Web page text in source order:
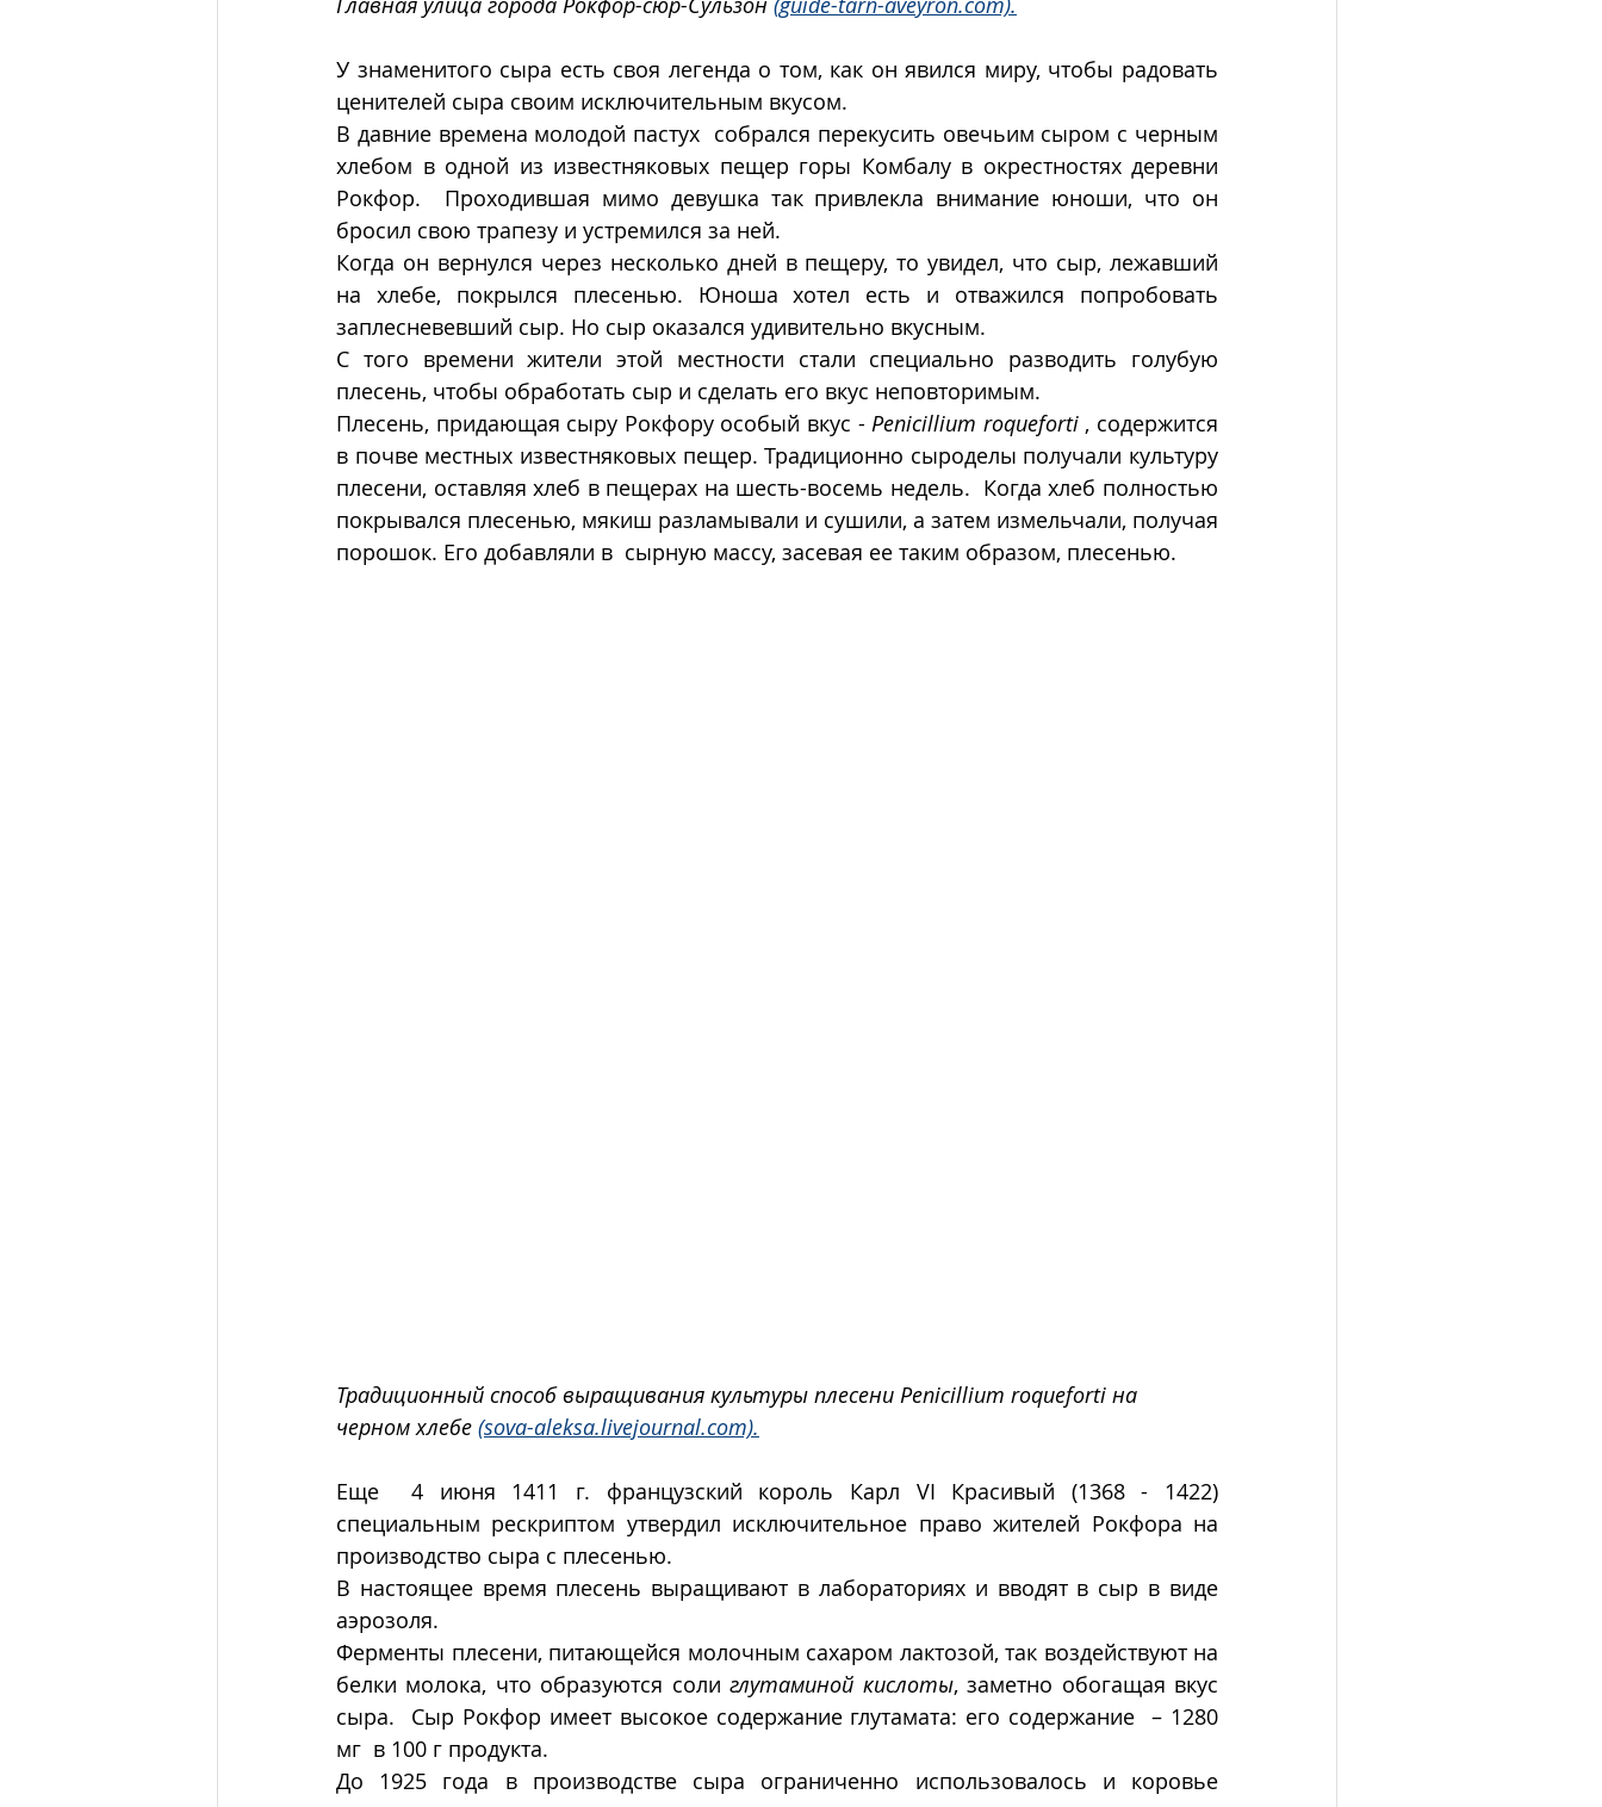
У знаменитого сыра есть своя легенда о том, как он явился миру, чтобы радовать
ценителей сыра своим исключительным вкусом.
В давние времена молодой пастух  собрался перекусить овечьим сыром с черным
хлебом в одной из известняковых пещер горы Комбалу в окрестностях деревни
Рокфор.  Проходившая мимо девушка так привлекла внимание юноши, что он
бросил свою трапезу и устремился за ней.
Когда он вернулся через несколько дней в пещеру, то увидел, что сыр, лежавший
на хлебе, покрылся плесенью. Юноша хотел есть и отважился попробовать
заплесневевший сыр. Но сыр оказался удивительно вкусным.
С того времени жители этой местности стали специально разводить голубую
плесень, чтобы обработать сыр и сделать его вкус неповторимым.
Плесень, придающая сыру Рокфору особый вкус - Penicillium roqueforti , содержится
в почве местных известняковых пещер. Традиционно сыроделы получали культуру
плесени, оставляя хлеб в пещерах на шесть-восемь недель.  Когда хлеб полностью
покрывался плесенью, мякиш разламывали и сушили, а затем измельчали, получая
порошок. Его добавляли в  сырную массу, засевая ее таким образом, плесенью.
Традиционный способ выращивания культуры плесени Penicillium roqueforti на
черном хлебе (sova-aleksa.livejournal.com).
Еще  4 июня 1411 г. французский король Карл VI Красивый (1368 - 1422)
специальным рескриптом утвердил исключительное право жителей Рокфора на
производство сыра с плесенью.
В настоящее время плесень выращивают в лабораториях и вводят в сыр в виде
аэрозоля.
Ферменты плесени, питающейся молочным сахаром лактозой, так воздействуют на
белки молока, что образуются соли глутаминой кислоты, заметно обогащая вкус
сыра.  Сыр Рокфор имеет высокое содержание глутамата: его содержание  – 1280
мг  в 100 г продукта.
До 1925 года в производстве сыра ограниченно использовалось и коровье